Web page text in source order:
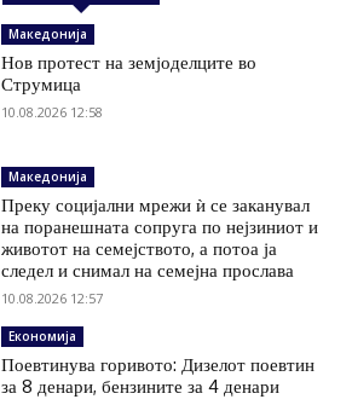
Македонија
Нов протест на земјоделците во
Струмица
10.08.2026 12:58
Македонија
Преку социјални мрежи ѝ се заканувал
на поранешната сопруга по нејзиниот и
животот на семејството, а потоа ја
следел и снимал на семејна прослава
10.08.2026 12:57
Економија
Поевтинува горивото: Дизелот поевтин
за 8 денари, бензините за 4 денари